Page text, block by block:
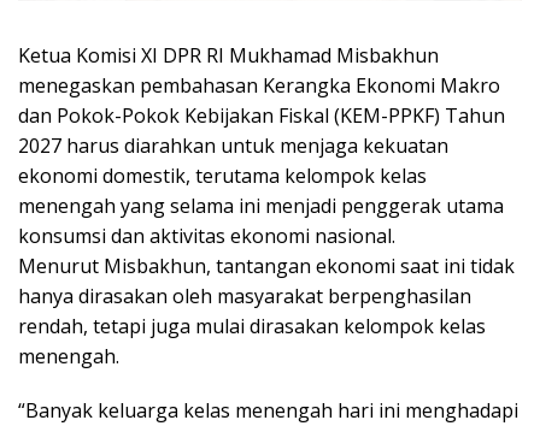
Ketua Komisi XI DPR RI Mukhamad Misbakhun
menegaskan pembahasan Kerangka Ekonomi Makro
dan Pokok-Pokok Kebijakan Fiskal (KEM-PPKF) Tahun
2027 harus diarahkan untuk menjaga kekuatan
ekonomi domestik, terutama kelompok kelas
menengah yang selama ini menjadi penggerak utama
konsumsi dan aktivitas ekonomi nasional.
Menurut Misbakhun, tantangan ekonomi saat ini tidak
hanya dirasakan oleh masyarakat berpenghasilan
rendah, tetapi juga mulai dirasakan kelompok kelas
menengah.
“Banyak keluarga kelas menengah hari ini menghadapi